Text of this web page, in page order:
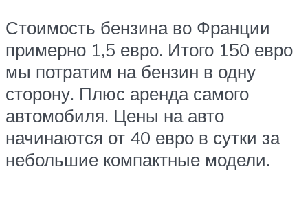
Стоимость бензина во Франции
примерно 1,5 евро. Итого 150 евро
мы потратим на бензин в одну
сторону. Плюс аренда самого
автомобиля. Цены на авто
начинаются от 40 евро в сутки за
небольшие компактные модели.